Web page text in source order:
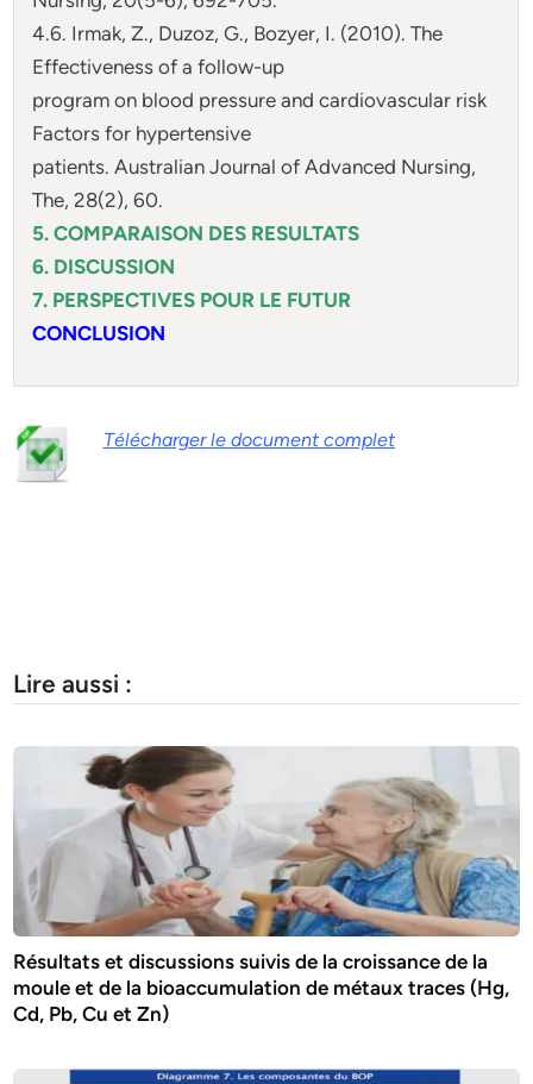
4.6. Irmak, Z., Duzoz, G., Bozyer, I. (2010). The
Effectiveness of a follow-up
program on blood pressure and cardiovascular risk
Factors for hypertensive
patients. Australian Journal of Advanced Nursing,
The, 28(2), 60.
5. COMPARAISON DES RESULTATS
6. DISCUSSION
7. PERSPECTIVES POUR LE FUTUR
CONCLUSION
Télécharger le document complet
Lire aussi :
Résultats et discussions suivis de la croissance de la
moule et de la bioaccumulation de métaux traces (Hg,
Cd, Pb, Cu et Zn)